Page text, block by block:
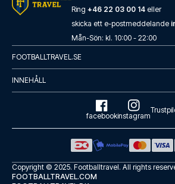
Ibis Styles London Southwark –...
LÄS MER OM HOTELLET
Ring +46 22 03 00 14 eller
skicka ett e-postmeddelande
Mån-Sön: kl. 10:00 - 22:00
FOOTBALLTRAVEL.SE
INNEHÅLL
facebookinstagram
Copyright © 2025. Footballtravel. All rights
FOOTBALLTRAVEL.COM